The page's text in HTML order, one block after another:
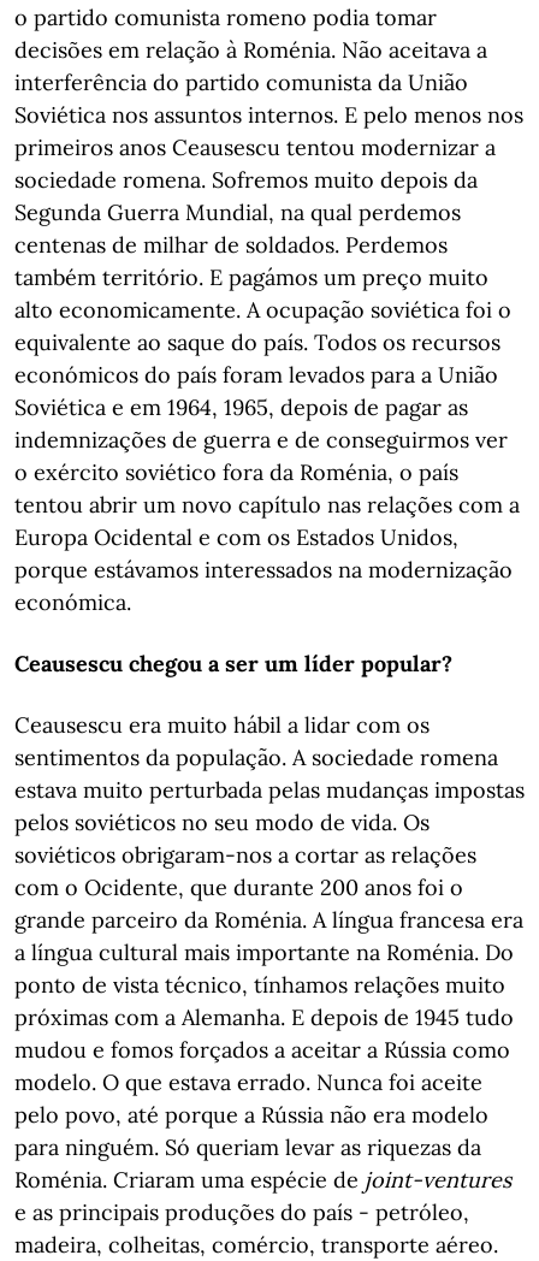
o partido comunista romeno podia tomar
decisões em relação à Roménia. Não aceitava a
interferência do partido comunista da União
Soviética nos assuntos internos. E pelo menos nos
primeiros anos Ceausescu tentou modernizar a
sociedade romena. Sofremos muito depois da
Segunda Guerra Mundial, na qual perdemos
centenas de milhar de soldados. Perdemos
também território. E pagámos um preço muito
alto economicamente. A ocupação soviética foi o
equivalente ao saque do país. Todos os recursos
económicos do país foram levados para a União
Soviética e em 1964, 1965, depois de pagar as
indemnizações de guerra e de conseguirmos ver
o exército soviético fora da Roménia, o país
tentou abrir um novo capítulo nas relações com a
Europa Ocidental e com os Estados Unidos,
porque estávamos interessados na modernização
económica.
Ceausescu chegou a ser um líder popular?
Ceausescu era muito hábil a lidar com os
sentimentos da população. A sociedade romena
estava muito perturbada pelas mudanças impostas
pelos soviéticos no seu modo de vida. Os
soviéticos obrigaram-nos a cortar as relações
com o Ocidente, que durante 200 anos foi o
grande parceiro da Roménia. A língua francesa era
a língua cultural mais importante na Roménia. Do
ponto de vista técnico, tínhamos relações muito
próximas com a Alemanha. E depois de 1945 tudo
mudou e fomos forçados a aceitar a Rússia como
modelo. O que estava errado. Nunca foi aceite
pelo povo, até porque a Rússia não era modelo
para ninguém. Só queriam levar as riquezas da
Roménia. Criaram uma espécie de joint-ventures
e as principais produções do país - petróleo,
madeira, colheitas, comércio, transporte aéreo.